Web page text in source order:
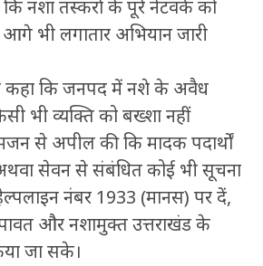
नशा तस्करों के पूरे नेटवर्क को
भी लगातार अभियान जारी
कहा कि जनपद में नशे के अवैध
भी व्यक्ति को बख्शा नहीं
से अपील की कि मादक पदार्थों
अथवा सेवन से संबंधित कोई भी सूचना
नंबर 1933 (मानस) पर दें,
और नशामुक्त उत्तराखंड के
जा सके।